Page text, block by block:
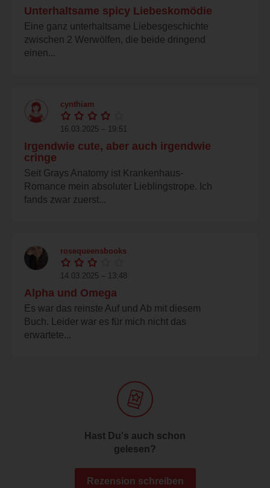
Unterhaltsame spicy Liebeskomödie
Eine ganz unterhaltsame Liebesgeschichte
zwischen 2 Werwölfen, die beide dringend
einen...
cynthiam
16.03.2025 – 19:51
Irgendwie cute, aber auch irgendwie
cringe
Seit Grays Anatomy ist Krankenhaus-
Romance mein absoluter Lieblingstrope. Ich
fands zwar zuerst...
rosequeensbooks
14.03.2025 – 13:48
Alpha und Omega
Es war das reinste Auf und Ab mit diesem
Buch. Leider war es für mich nicht das
erwartete...
Hast Du's auch schon
gelesen?
Rezension schreiben